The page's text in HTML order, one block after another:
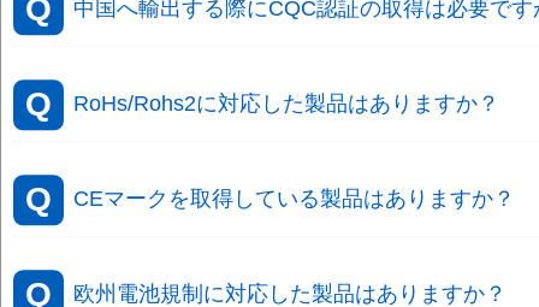
中国へ輸出する際にCQC認証の取得は必要です
RoHs/Rohs2に対応した製品はありますか？
CEマークを取得している製品はありますか？
欧州電池規制に対応した製品はありますか？